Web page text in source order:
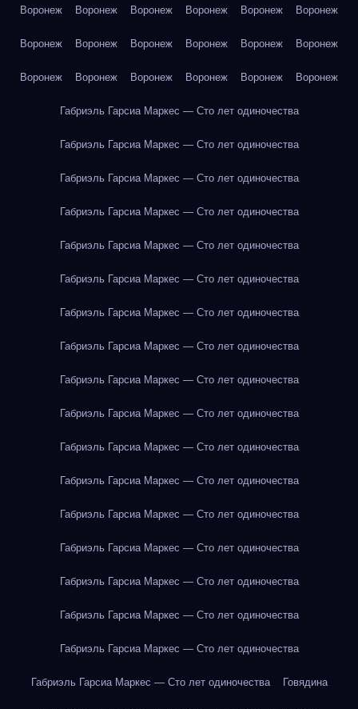
Воронеж Воронеж Воронеж Воронеж Воронеж Воронеж
Воронеж Воронеж Воронеж Воронеж Воронеж Воронеж
Воронеж Воронеж Воронеж Воронеж Воронеж Воронеж
Габриэль Гарсиа Маркес — Сто лет одиночества
Габриэль Гарсиа Маркес — Сто лет одиночества
Габриэль Гарсиа Маркес — Сто лет одиночества
Габриэль Гарсиа Маркес — Сто лет одиночества
Габриэль Гарсиа Маркес — Сто лет одиночества
Габриэль Гарсиа Маркес — Сто лет одиночества
Габриэль Гарсиа Маркес — Сто лет одиночества
Габриэль Гарсиа Маркес — Сто лет одиночества
Габриэль Гарсиа Маркес — Сто лет одиночества
Габриэль Гарсиа Маркес — Сто лет одиночества
Габриэль Гарсиа Маркес — Сто лет одиночества
Габриэль Гарсиа Маркес — Сто лет одиночества
Габриэль Гарсиа Маркес — Сто лет одиночества
Габриэль Гарсиа Маркес — Сто лет одиночества
Габриэль Гарсиа Маркес — Сто лет одиночества
Габриэль Гарсиа Маркес — Сто лет одиночества
Габриэль Гарсиа Маркес — Сто лет одиночества
Габриэль Гарсиа Маркес — Сто лет одиночества Говядина